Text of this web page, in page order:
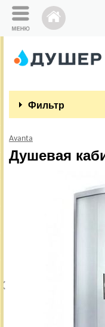
Фильтр
Avanta
Душевая